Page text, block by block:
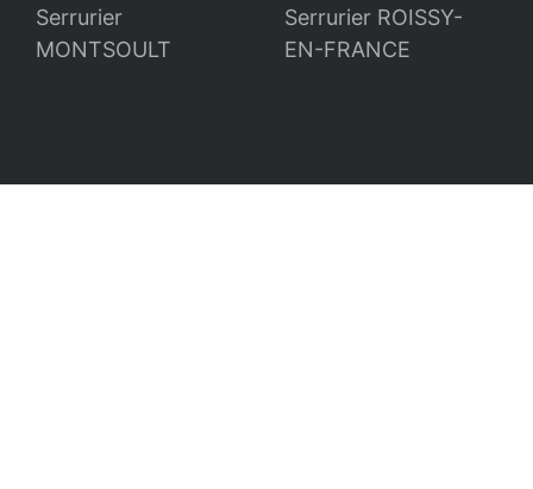
Serrurier
MONTSOULT
Serrurier ROISSY-
EN-FRANCE